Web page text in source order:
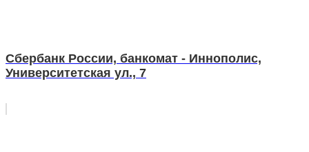
Сбербанк России, банкомат - Иннополис,
Университетская ул., 7